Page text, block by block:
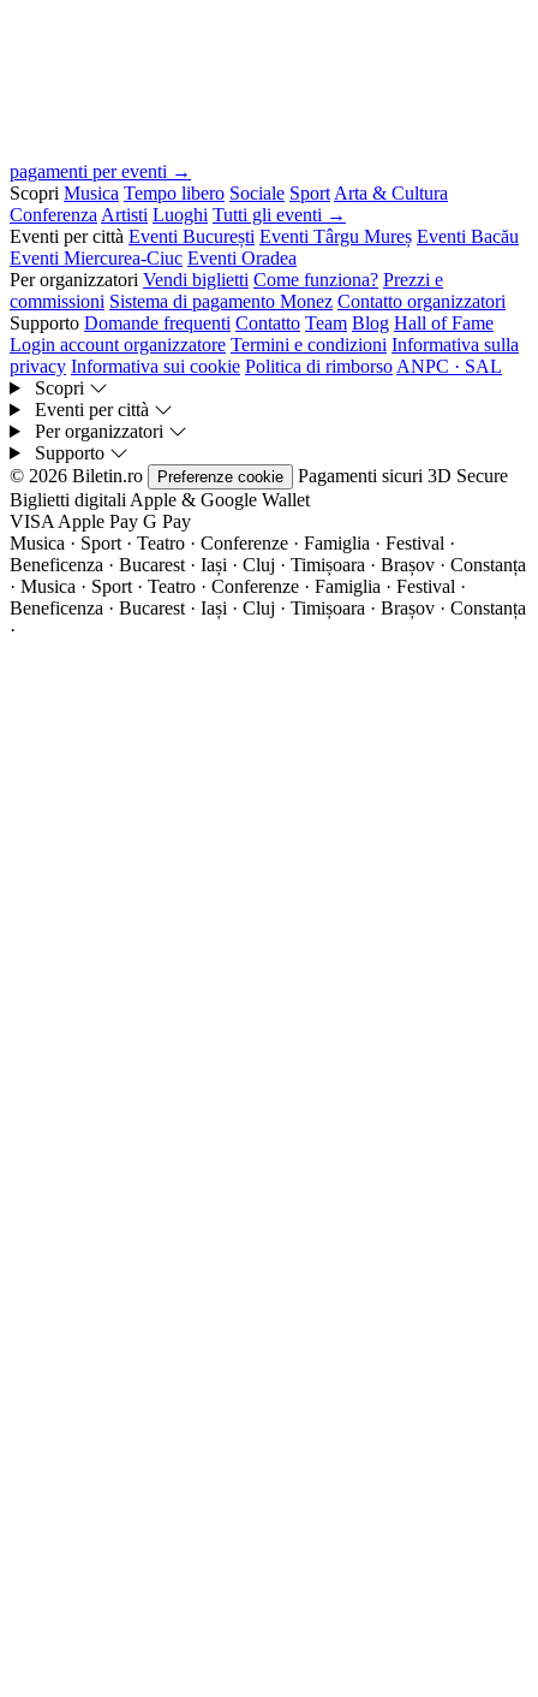
pagamenti per eventi →
Scopri Musica Tempo libero Sociale Sport Arta & Cultura
Conferenza Artisti Luoghi Tutti gli eventi →
Eventi per città Eventi București Eventi Târgu Mureș Eventi Bacău
Eventi Miercurea-Ciuc Eventi Oradea
Per organizzatori Vendi biglietti Come funziona? Prezzi e
commissioni Sistema di pagamento Monez Contatto organizzatori
Supporto Domande frequenti Contatto Team Blog Hall of Fame
Login account organizzatore Termini e condizioni Informativa sulla
privacy Informativa sui cookie Politica di rimborso ANPC · SAL
Scopri
Eventi per città
Per organizzatori
Supporto
© 2026 Biletin.ro
Preferenze cookie Pagamenti sicuri 3D Secure
Biglietti digitali Apple & Google Wallet
VISA Apple Pay G Pay
Musica · Sport · Teatro · Conferenze · Famiglia · Festival ·
Beneficenza · Bucarest · Iași · Cluj · Timișoara · Brașov · Constanța
· Musica · Sport · Teatro · Conferenze · Famiglia · Festival ·
Beneficenza · Bucarest · Iași · Cluj · Timișoara · Brașov · Constanța
·